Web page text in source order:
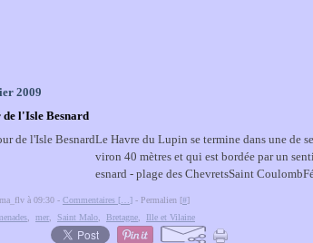
2009
l'Isle Besnard
Le Havre du Lupin se termine dans une de
viron 40 mètres et qui est bordée par un
esnard - plage des ChevretsSaint
à 09:30 - Commentaires [ ] - Permalien [#]
mer Saint Malo Bretagne Ille et Vilaine